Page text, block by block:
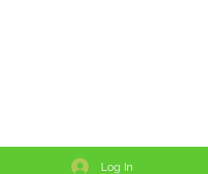
Log In